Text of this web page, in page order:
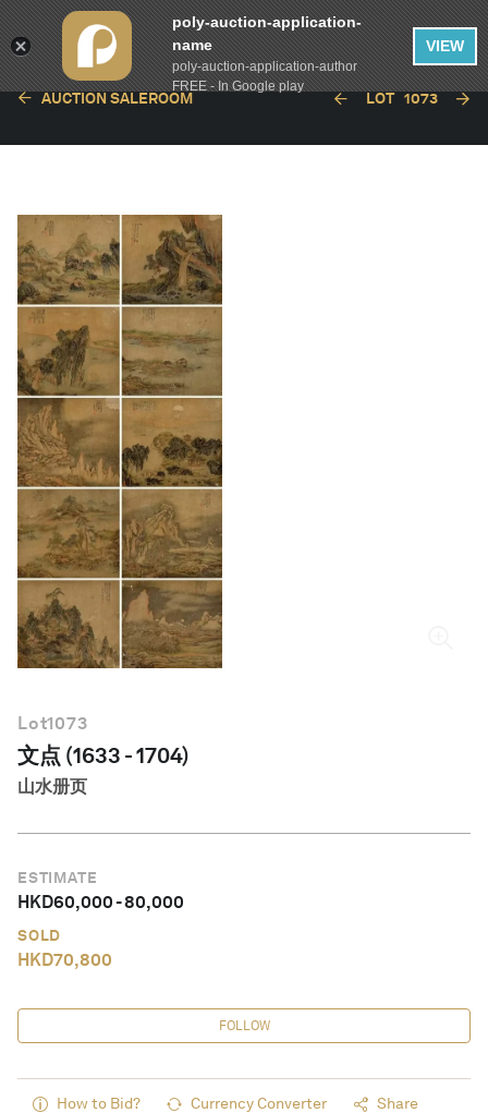
简体中文
AUCTION SALEROOM LOT 1073
Lot1073
文点 (1633 - 1704)
山水册页
ESTIMATE
HKD60,000-80,000
SOLD
HKD70,800
FOLLOW
How to Bid? Currency Converter Share
poly-auction-application-
name
poly-auction-application-author
FREE - In Google play
VIEW